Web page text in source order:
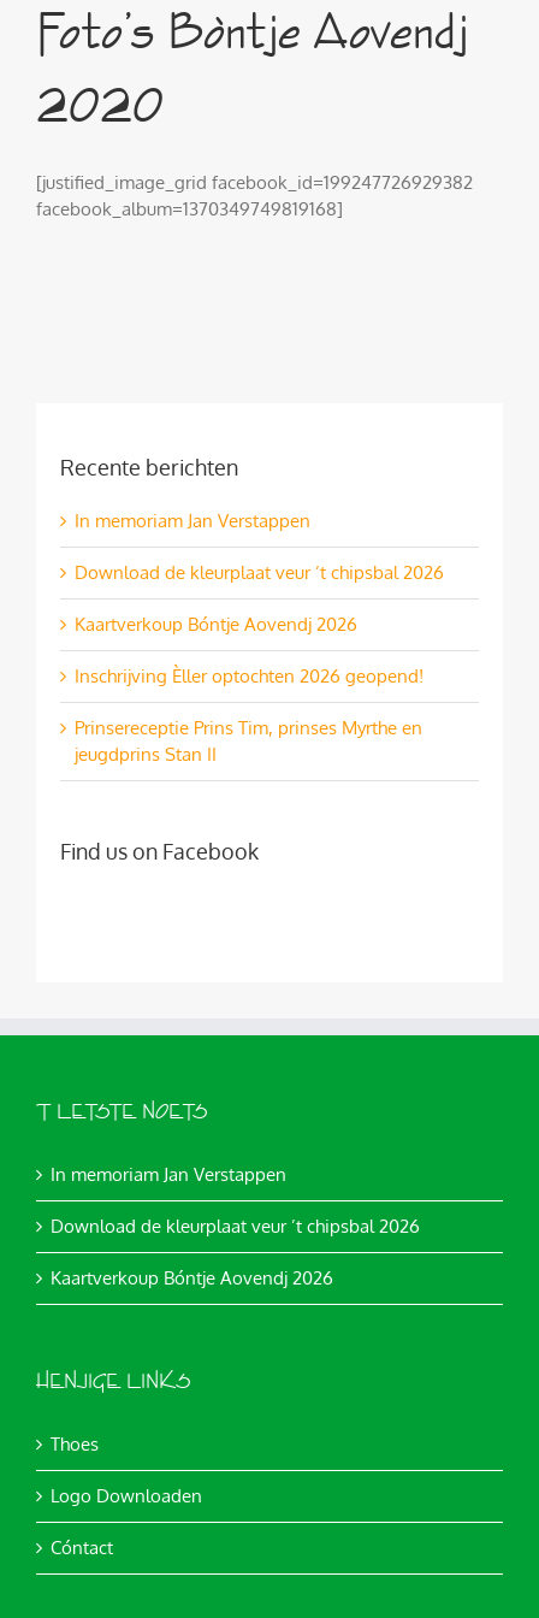
Foto’s Bòntje Aovendj
2020
[justified_image_grid facebook_id=199247726929382
facebook_album=1370349749819168]
Recente berichten
In memoriam Jan Verstappen
Download de kleurplaat veur ’t chipsbal 2026
Kaartverkoup Bóntje Aovendj 2026
Inschrijving Èller optochten 2026 geopend!
Prinsereceptie Prins Tim, prinses Myrthe en
jeugdprins Stan II
Find us on Facebook
’T LETSTE NOETS
In memoriam Jan Verstappen
Download de kleurplaat veur ’t chipsbal 2026
Kaartverkoup Bóntje Aovendj 2026
HENJIGE LINKS
Thoes
Logo Downloaden
Cóntact